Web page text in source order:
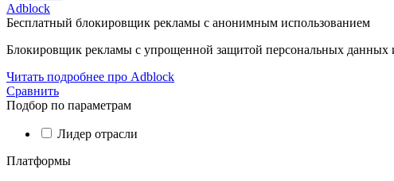
Adblock
Бесплатный блокировщик рекламы с анонимным использованием
Блокировщик рекламы с упрощенной защитой персональных данных
Читать подробнее про Adblock
Сравнить
Подбор по параметрам
Лидер отрасли
Платформы